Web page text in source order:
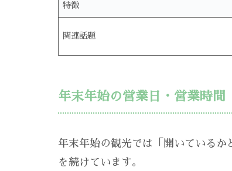
特徴
関連話題
年末年始の営業日・営業時間
年末年始の観光では「開いているか
を続けています。